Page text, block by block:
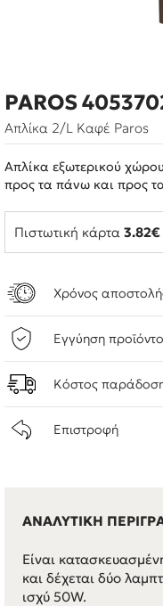
PAROS
Απλίκα 2/L Καφέ Paros
Απλίκα εξωτερικού
προς τα πάνω και προς
Πιστωτική κάρτα 3.82€
Χρόνος
Εγγύηση
Κόστος
Επιστροφή
ΑΝΑΛΥΤΙΚΗ
Είναι
και δέχεται δύο
ισχύ 50W.